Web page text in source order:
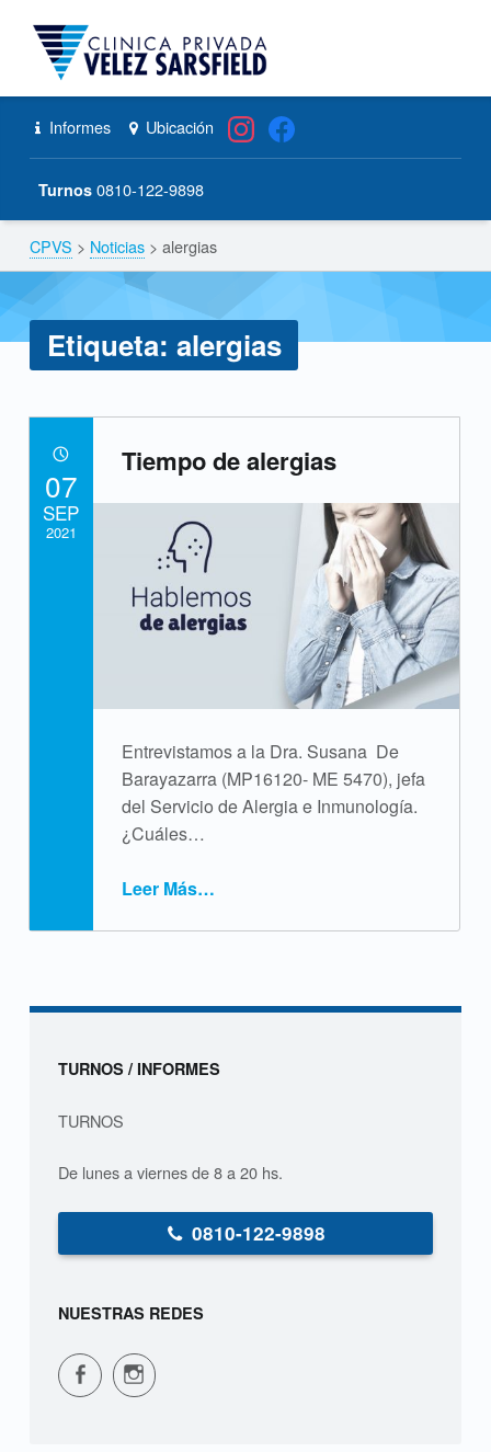
alergias – CPVS
Primary Menu
Header info sidebar Informes Ubicación
Turnos 0810-122-9898
Breadcrumbs navigation
CPVS > Noticias> alergias
Etiqueta: alergias
E
e
g
Tiempo de alergias
Entrevistamos a la Dra. Susana De
Barayazarra (MP16120- ME 5470), jefa
del Servicio de Alergia e Inmunología.
¿Cuáles…
Leer Más“Tiempo de alergias”
…
07
SEP
2021
Sidebar
TURNOS / INFORMES
TURNOS
De lunes a viernes de 8 a 20 hs.
0810-122-9898
NUESTRAS REDES
CPVS en Facebook CPVS en Instagram